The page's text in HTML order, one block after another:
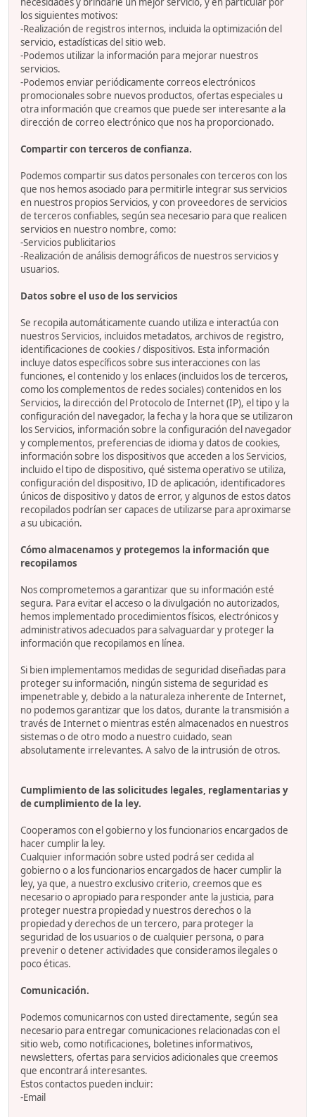
los siguientes motivos:
-Realización de registros internos, incluida la optimización del
servicio, estadísticas del sitio web.
-Podemos utilizar la información para mejorar nuestros
servicios.
-Podemos enviar periódicamente correos electrónicos
promocionales sobre nuevos productos, ofertas especiales u
otra información que creamos que puede ser interesante a la
dirección de correo electrónico que nos ha proporcionado.
Compartir con terceros de confianza.
Podemos compartir sus datos personales con terceros con los
que nos hemos asociado para permitirle integrar sus servicios
en nuestros propios Servicios, y con proveedores de servicios
de terceros confiables, según sea necesario para que realicen
servicios en nuestro nombre, como:
-Servicios publicitarios
-Realización de análisis demográficos de nuestros servicios y
usuarios.
Datos sobre el uso de los servicios
Se recopila automáticamente cuando utiliza e interactúa con
nuestros Servicios, incluidos metadatos, archivos de registro,
identificaciones de cookies / dispositivos. Esta información
incluye datos específicos sobre sus interacciones con las
funciones, el contenido y los enlaces (incluidos los de terceros,
como los complementos de redes sociales) contenidos en los
Servicios, la dirección del Protocolo de Internet (IP), el tipo y la
configuración del navegador, la fecha y la hora que se utilizaron
los Servicios, información sobre la configuración del navegador
y complementos, preferencias de idioma y datos de cookies,
información sobre los dispositivos que acceden a los Servicios,
incluido el tipo de dispositivo, qué sistema operativo se utiliza,
configuración del dispositivo, ID de aplicación, identificadores
únicos de dispositivo y datos de error, y algunos de estos datos
recopilados podrían ser capaces de utilizarse para aproximarse
a su ubicación.
Cómo almacenamos y protegemos la información que
recopilamos
Nos comprometemos a garantizar que su información esté
segura. Para evitar el acceso o la divulgación no autorizados,
hemos implementado procedimientos físicos, electrónicos y
administrativos adecuados para salvaguardar y proteger la
información que recopilamos en línea.
Si bien implementamos medidas de seguridad diseñadas para
proteger su información, ningún sistema de seguridad es
impenetrable y, debido a la naturaleza inherente de Internet,
no podemos garantizar que los datos, durante la transmisión a
través de Internet o mientras estén almacenados en nuestros
sistemas o de otro modo a nuestro cuidado, sean
absolutamente irrelevantes. A salvo de la intrusión de otros.
Cumplimiento de las solicitudes legales, reglamentarias y
de cumplimiento de la ley.
Cooperamos con el gobierno y los funcionarios encargados de
hacer cumplir la ley.
Cualquier información sobre usted podrá ser cedida al
gobierno o a los funcionarios encargados de hacer cumplir la
ley, ya que, a nuestro exclusivo criterio, creemos que es
necesario o apropiado para responder ante la justicia, para
proteger nuestra propiedad y nuestros derechos o la
propiedad y derechos de un tercero, para proteger la
seguridad de los usuarios o de cualquier persona, o para
prevenir o detener actividades que consideramos ilegales o
poco éticas.
Comunicación.
Podemos comunicarnos con usted directamente, según sea
necesario para entregar comunicaciones relacionadas con el
sitio web, como notificaciones, boletines informativos,
newsletters, ofertas para servicios adicionales que creemos
que encontrará interesantes.
Estos contactos pueden incluir:
-Email